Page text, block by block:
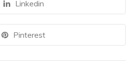
Linkedin
Pinterest